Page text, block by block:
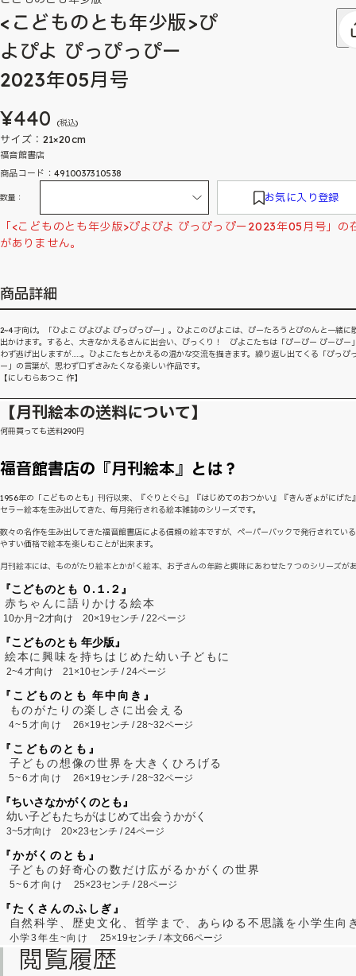
<こどものとも年少版>ぴ
よぴよ ぴっぴっぴー
2023年05月号
¥440 (税込)
サイズ：21×20cm
福音館書店
商品コード：4910037310538
数量： お気に入り登録
「<こどものとも年少版>ぴよぴよ ぴっぴっぴー2023年05月号」の
がありません。
商品詳細
2~4才向け。「ひよこ ぴよぴよ ぴっぴっぴー」。ひよこのぴよこは、ぴーたろうとぴのんと一緒に
出かけます。すると、大きなかえるさんに出会い、びっくり！ ぴよこたちは「ぴーぴー ぴーぴー
わず逃げ出しますが……。ひよこたちとかえるの温かな交流を描きます。繰り返し出てくる「ぴっぴ
ー」の言葉が、思わず口ずさみたくなる楽しい作品です。
【にしむらあつこ 作】
【月刊絵本の送料について】
何冊買っても送料290円
福音館書店の『月刊絵本』とは？
1956年の「こどものとも」刊行以来、『ぐりとぐら』『はじめてのおつかい』『きんぎょがにげた
セラー絵本を生み出してきた、毎月発行される絵本雑誌のシリーズです。
数々の名作を生み出してきた福音館書店による信頼の絵本ですが、ペーパーバックで発行されてい
やすい価格で絵本を楽しむことが出来ます。
月刊絵本には、ものがたり絵本とかがく絵本、お子さんの年齢と興味にあわせた７つのシリーズが
『こどものとも ０.１.２』
赤ちゃんに語りかける絵本
10か月~2才向け 20×19センチ / 22ページ
『こどものとも 年少版』
絵本に興味を持ちはじめた幼い子どもに
2~4才向け 21×10センチ / 24ページ
『こどものとも 年中向き』
ものがたりの楽しさに出会える
4~5才向け26×19センチ / 28~32ページ
『こどものとも』
子どもの想像の世界を大きくひろげる
5~6才向け26×19センチ / 28~32ページ
『ちいさなかがくのとも』
幼い子どもたちがはじめて出会うかがく
3~5才向け 20×23センチ / 24ページ
『かがくのとも』
子どもの好奇心の数だけ広がるかがくの世界
5~6才向け25×23センチ / 28ページ
『たくさんのふしぎ』
自然科学、歴史文化、哲学まで、あらゆる不思議を小学生向
小学3年生~向け 25×19センチ / 本文66ページ
閲覧履歴